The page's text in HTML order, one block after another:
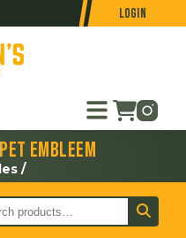
Login
embleem
/